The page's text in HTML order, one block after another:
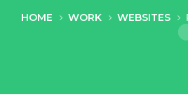
HOME WORK WEBSITES